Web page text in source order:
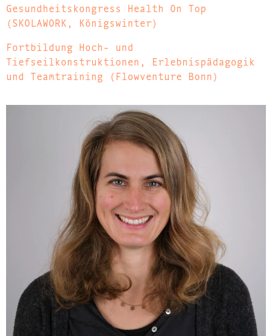
Gesundheitskongress Health On Top
(SKOLAWORK, Königswinter)
Fortbildung Hoch- und
Tiefseilkonstruktionen, Erlebnispädagogik
und Teamtraining (Flowventure Bonn)